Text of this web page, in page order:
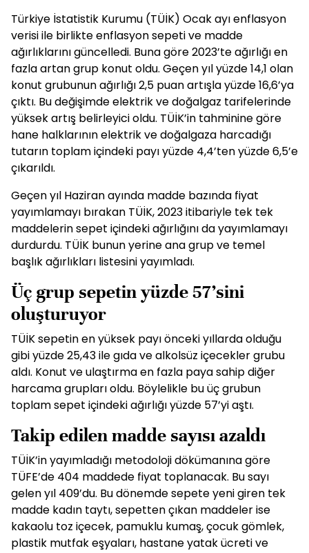
Türkiye İstatistik Kurumu (TÜİK) Ocak ayı enflasyon
verisi ile birlikte enflasyon sepeti ve madde
ağırlıklarını güncelledi. Buna göre 2023’te ağırlığı en
fazla artan grup konut oldu. Geçen yıl yüzde 14,1 olan
konut grubunun ağırlığı 2,5 puan artışla yüzde 16,6’ya
çıktı. Bu değişimde elektrik ve doğalgaz tarifelerinde
yüksek artış belirleyici oldu. TÜİK’in tahminine göre
hane halklarının elektrik ve doğalgaza harcadığı
tutarın toplam içindeki payı yüzde 4,4’ten yüzde 6,5’e
çıkarıldı.
Geçen yıl Haziran ayında madde bazında fiyat
yayımlamayı bırakan TÜİK, 2023 itibariyle tek tek
maddelerin sepet içindeki ağırlığını da yayımlamayı
durdurdu. TÜİK bunun yerine ana grup ve temel
başlık ağırlıkları listesini yayımladı.
Üç grup sepetin yüzde 57’sini
oluşturuyor
TÜİK sepetin en yüksek payı önceki yıllarda olduğu
gibi yüzde 25,43 ile gıda ve alkolsüz içecekler grubu
aldı. Konut ve ulaştırma en fazla paya sahip diğer
harcama grupları oldu. Böylelikle bu üç grubun
toplam sepet içindeki ağırlığı yüzde 57’yi aştı.
Takip edilen madde sayısı azaldı
TÜİK’in yayımladığı metodoloji dökümanına göre
TÜFE’de 404 maddede fiyat toplanacak. Bu sayı
gelen yıl 409’du. Bu dönemde sepete yeni giren tek
madde kadın taytı, sepetten çıkan maddeler ise
kakaolu toz içecek, pamuklu kumaş, çocuk gömlek,
plastik mutfak eşyaları, hastane yatak ücreti ve